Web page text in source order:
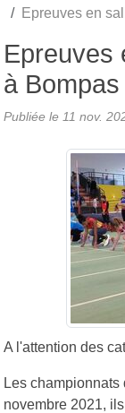
Epreuves en
Epreuves
à Bompas
Publiée le 11 nov.
A l'attention des
Les
novembre 2021,